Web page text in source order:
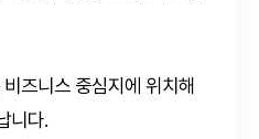
즈니스 중심지에 위치해
니다.